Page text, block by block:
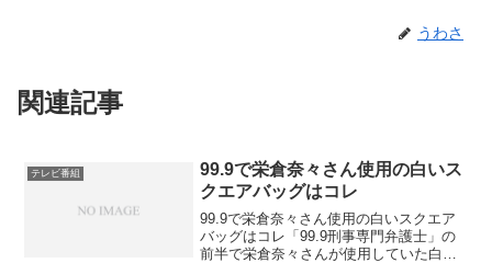
うわさ
関連記事
テレビ番組
99.9で栄倉奈々さん使用の白いス
クエアバッグはコレ
99.9で栄倉奈々さん使用の白いスクエア
バッグはコレ「99.9刑事専門弁護士」の
前半で栄倉奈々さんが使用していた白い